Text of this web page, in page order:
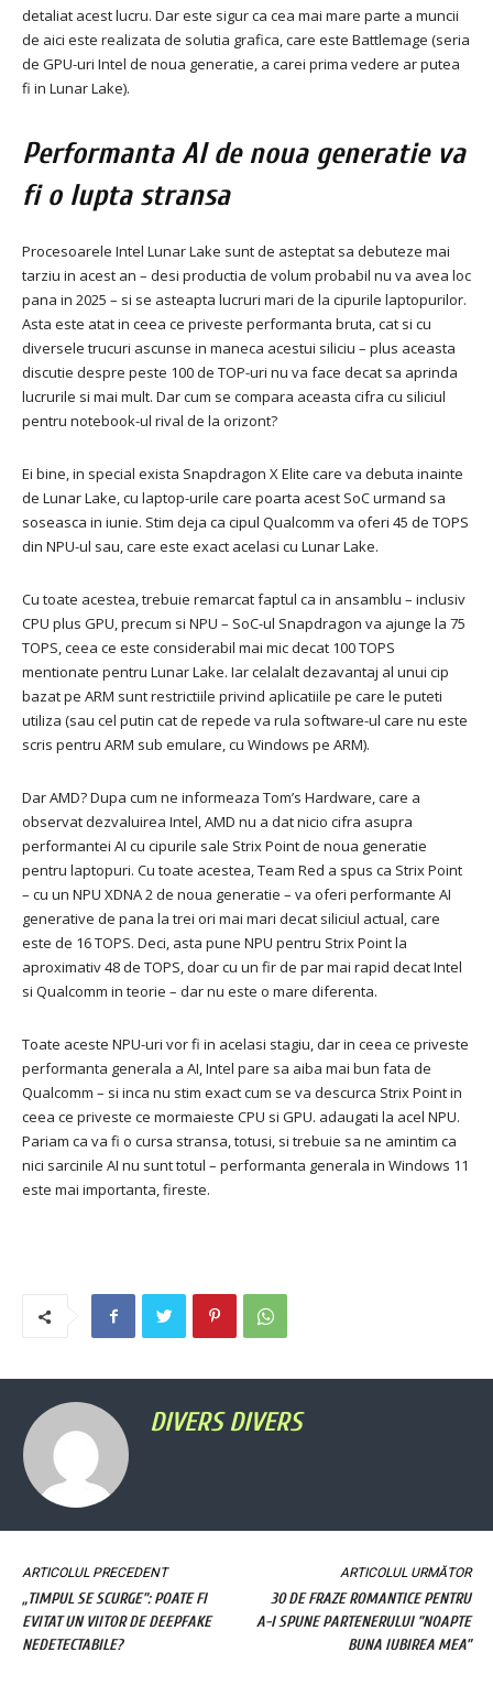
detaliat acest lucru. Dar este sigur ca cea mai mare parte a muncii
de aici este realizata de solutia grafica, care este Battlemage (seria
de GPU-uri Intel de noua generatie, a carei prima vedere ar putea
fi in Lunar Lake).
Performanta AI de noua generatie va
fi o lupta stransa
Procesoarele Intel Lunar Lake sunt de asteptat sa debuteze mai
tarziu in acest an – desi productia de volum probabil nu va avea loc
pana in 2025 – si se asteapta lucruri mari de la cipurile laptopurilor.
Asta este atat in ​​ceea ce priveste performanta bruta, cat si cu
diversele trucuri ascunse in maneca acestui siliciu – plus aceasta
discutie despre peste 100 de TOP-uri nu va face decat sa aprinda
lucrurile si mai mult. Dar cum se compara aceasta cifra cu siliciul
pentru notebook-ul rival de la orizont?
Ei bine, in special exista Snapdragon X Elite care va debuta inainte
de Lunar Lake, cu laptop-urile care poarta acest SoC urmand sa
soseasca in iunie. Stim deja ca cipul Qualcomm va oferi 45 de TOPS
din NPU-ul sau, care este exact acelasi cu Lunar Lake.
Cu toate acestea, trebuie remarcat faptul ca in ansamblu – inclusiv
CPU plus GPU, precum si NPU – SoC-ul Snapdragon va ajunge la 75
TOPS, ceea ce este considerabil mai mic decat 100 TOPS
mentionate pentru Lunar Lake. Iar celalalt dezavantaj al unui cip
bazat pe ARM sunt restrictiile privind aplicatiile pe care le puteti
utiliza (sau cel putin cat de repede va rula software-ul care nu este
scris pentru ARM sub emulare, cu Windows pe ARM).
Dar AMD? Dupa cum ne informeaza Tom’s Hardware, care a
observat dezvaluirea Intel, AMD nu a dat nicio cifra asupra
performantei AI cu cipurile sale Strix Point de noua generatie
pentru laptopuri. Cu toate acestea, Team Red a spus ca Strix Point
– cu un NPU XDNA 2 de noua generatie – va oferi performante AI
generative de pana la trei ori mai mari decat siliciul actual, care
este de 16 TOPS. Deci, asta pune NPU pentru Strix Point la
aproximativ 48 de TOPS, doar cu un fir de par mai rapid decat Intel
si Qualcomm in teorie – dar nu este o mare diferenta.
Toate aceste NPU-uri vor fi in acelasi stagiu, dar in ceea ce priveste
performanta generala a AI, Intel pare sa aiba mai bun fata de
Qualcomm – si inca nu stim exact cum se va descurca Strix Point in
ceea ce priveste ce mormaieste CPU si GPU. adaugati la acel NPU.
Pariam ca va fi o cursa stransa, totusi, si trebuie sa ne amintim ca
nici sarcinile AI nu sunt totul – performanta generala in Windows 11
este mai importanta, fireste.
DIVERS DIVERS
ARTICOLUL PRECEDENT
„TIMPUL SE SCURGE”: POATE FI
EVITAT UN VIITOR DE DEEPFAKE
NEDETECTABILE?
ARTICOLUL URMĂTOR
30 DE FRAZE ROMANTICE PENTRU
A-I SPUNE PARTENERULUI ”NOAPTE
BUNA IUBIREA MEA”